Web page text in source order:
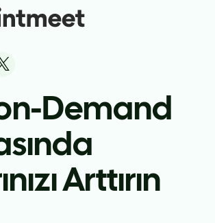
Demand
Arttırın